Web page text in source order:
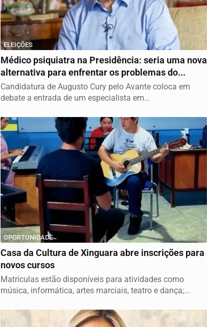
ELEIÇÕES
Médico psiquiatra na Presidência: seria uma nova
alternativa para enfrentar os problemas do...
Candidatura de Augusto Cury pelo Avante coloca em
debate a entrada de um especialista em
OPORTUNIDADE
Casa da Cultura de Xinguara abre inscrições para
novos cursos
Matrículas estão disponíveis para atividades como
música, informática, artes marciais, teatro e dança;...